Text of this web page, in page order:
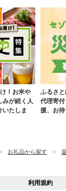
！お米や
みが続く人
いたしま
ふるさと
代理寄
援、お待
お礼品から探す
利用規約